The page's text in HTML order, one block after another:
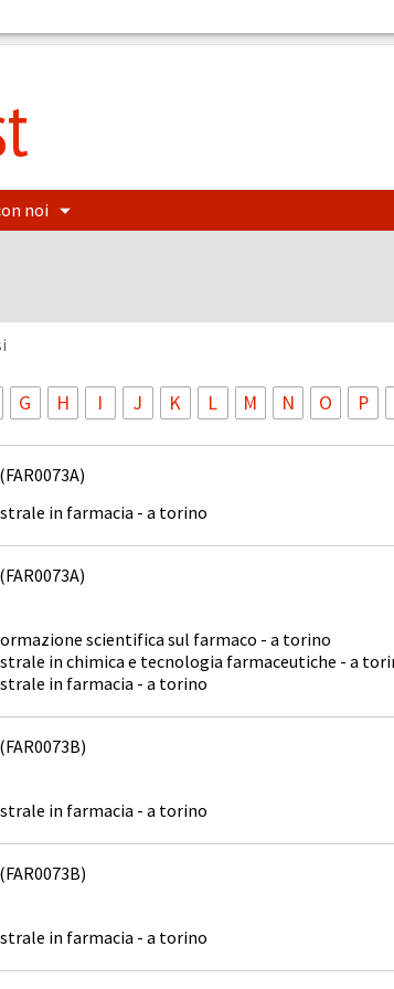
noi
G H I J K L M N O P
(FAR0073A)
in farmacia - a torino
(FAR0073A)
scientifica sul farmaco - a torino
in chimica e tecnologia farmaceutiche - a
in farmacia - a torino
(FAR0073B)
in farmacia - a torino
(FAR0073B)
in farmacia - a torino